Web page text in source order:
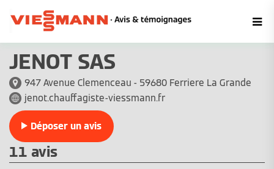
JENOT SAS
947 Avenue Clemenceau - 59680 Ferriere La Grande
jenot.chauffagiste-viessmann.fr
Déposer un avis
11 avis